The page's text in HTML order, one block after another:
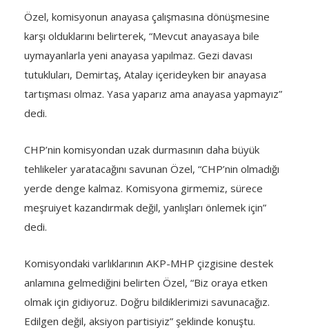
Özel, komisyonun anayasa çalışmasına dönüşmesine
karşı olduklarını belirterek, “Mevcut anayasaya bile
uymayanlarla yeni anayasa yapılmaz. Gezi davası
tutukluları, Demirtaş, Atalay içerideyken bir anayasa
tartışması olmaz. Yasa yaparız ama anayasa yapmayız”
dedi.
CHP’nin komisyondan uzak durmasının daha büyük
tehlikeler yaratacağını savunan Özel, “CHP’nin olmadığı
yerde denge kalmaz. Komisyona girmemiz, sürece
meşruiyet kazandırmak değil, yanlışları önlemek için”
dedi.
Komisyondaki varlıklarının AKP-MHP çizgisine destek
anlamına gelmediğini belirten Özel, “Biz oraya etken
olmak için gidiyoruz. Doğru bildiklerimizi savunacağız.
Edilgen değil, aksiyon partisiyiz” şeklinde konuştu.